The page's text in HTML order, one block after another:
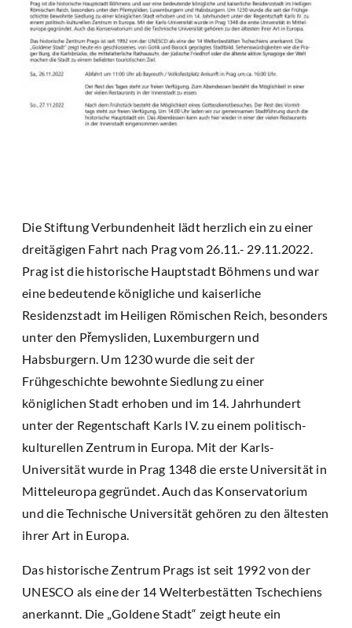
Die Stiftung Verbundenheit lädt herzlich ein zu einer
dreitägigen Fahrt nach Prag vom 26.11.- 29.11.2022.
Prag ist die historische Hauptstadt Böhmens und war
eine bedeutende königliche und kaiserliche
Residenzstadt im Heiligen Römischen Reich, besonders
unter den Přemysliden, Luxemburgern und
Habsburgern. Um 1230 wurde die seit der
Frühgeschichte bewohnte Siedlung zu einer
königlichen Stadt erhoben und im 14. Jahrhundert
unter der Regentschaft Karls IV. zu einem politisch-
kulturellen Zentrum in Europa. Mit der Karls-
Universität wurde in Prag 1348 die erste Universität in
Mitteleuropa gegründet. Auch das Konservatorium
und die Technische Universität gehören zu den ältesten
ihrer Art in Europa.
Das historische Zentrum Prags ist seit 1992 von der
UNESCO als eine der 14 Welterbestätten Tschechiens
anerkannt. Die „Goldene Stadt“ zeigt heute ein